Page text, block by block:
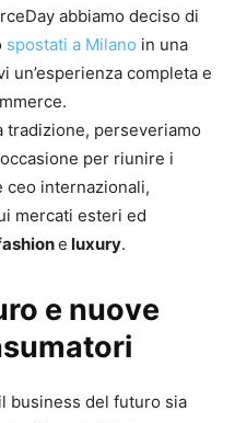
abbiamo deciso di
spostati a Milano in una
un’esperienza completa e
tradizione, perseveriamo
per riunire i
ceo internazionali,
mercati esteri ed
e luxury.
e nuove
business del futuro sia